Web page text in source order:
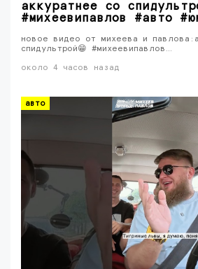
аккуратнее со
#михеевипавлов #авто
новое видео от михеева и
спидультрой😁 #михеевипавлов…
около 4 часов назад
авто